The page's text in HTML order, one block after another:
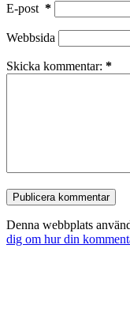
E-post *
Webbsida
Skicka kommentar: *
Publicera kommentar
Denna webbplats
dig om hur din